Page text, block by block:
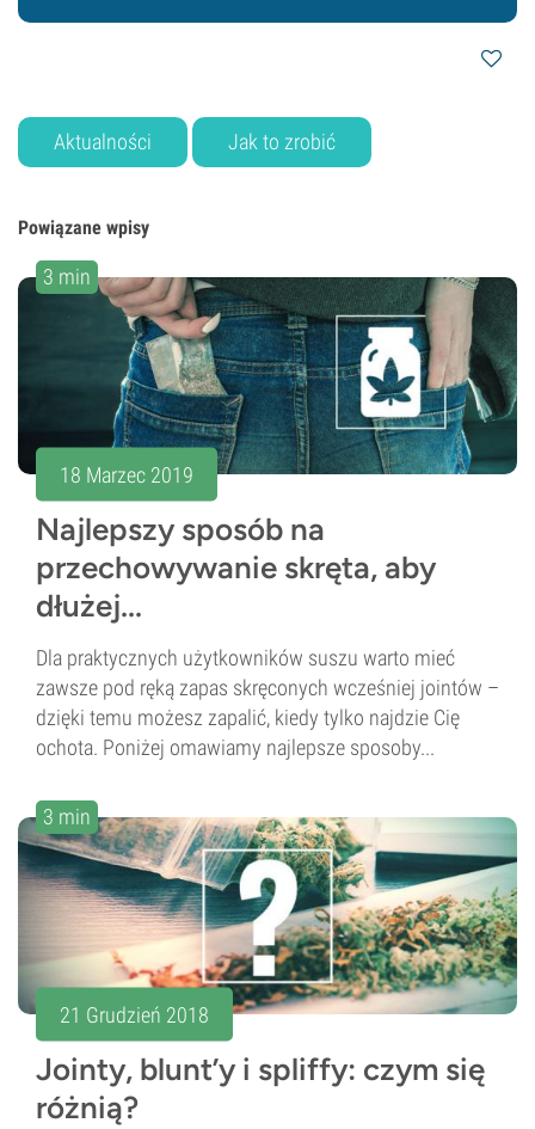
Aktualności Jak to zrobić
Powiązane wpisy
3 min
18 Marzec 2019
Najlepszy sposób na
przechowywanie skręta, aby
dłużej...
Dla praktycznych użytkowników suszu warto mieć
zawsze pod ręką zapas skręconych wcześniej jointów –
dzięki temu możesz zapalić, kiedy tylko najdzie Cię
ochota. Poniżej omawiamy najlepsze sposoby...
3 min
21 Grudzień 2018
Jointy, blunt’y i spliffy: czym się
różnią?